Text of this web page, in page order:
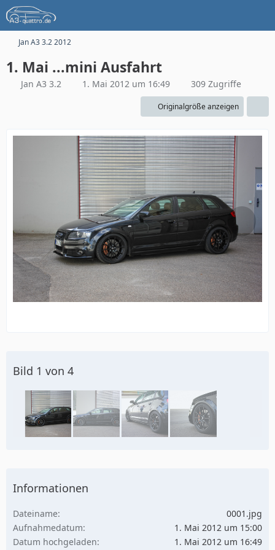
Jan A3 3.2 2012
1. Mai ...mini Ausfahrt
Jan A3 3.2 1. Mai 2012 um 16:49 309 Zugriffe
Originalgröße anzeigen
Bild 1 von 4
Informationen
Dateiname
0001.jpg
Aufnahmedatum
1. Mai 2012 um 15:00
Datum hochgeladen
1. Mai 2012 um 16:49